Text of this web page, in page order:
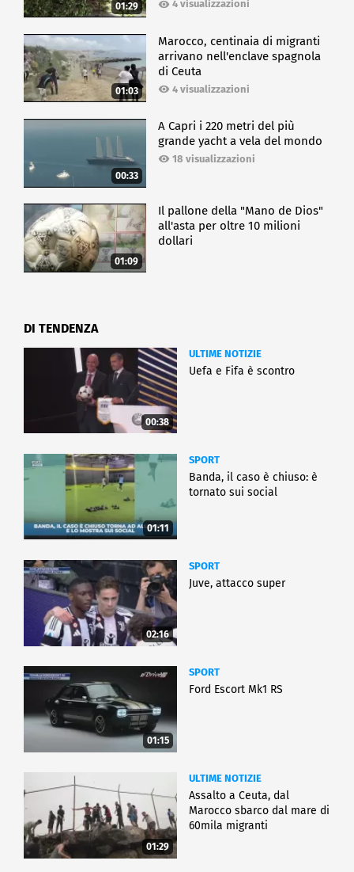
01:29 4 visualizzazioni
01:03
Marocco, centinaia di migranti
arrivano nell'enclave spagnola
di Ceuta
4 visualizzazioni
00:33
A Capri i 220 metri del più
grande yacht a vela del mondo
18 visualizzazioni
01:09
Il pallone della "Mano de Dios"
all'asta per oltre 10 milioni
dollari
DI TENDENZA
00:38
ULTIME NOTIZIE
Uefa e Fifa è scontro
01:11
SPORT
Banda, il caso è chiuso: è
tornato sui social
02:16
SPORT
Juve, attacco super
01:15
SPORT
Ford Escort Mk1 RS
01:29
ULTIME NOTIZIE
Assalto a Ceuta, dal
Marocco sbarco dal mare di
60mila migranti